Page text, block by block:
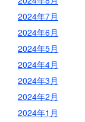
2024年7月
2024年6月
2024年5月
2024年4月
2024年3月
2024年2月
2024年1月